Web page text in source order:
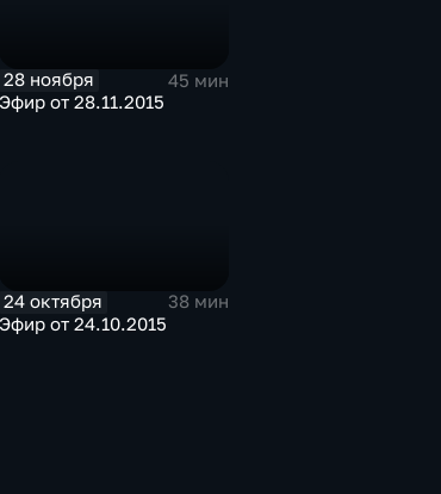
28 ноября
45 мин
Эфир от 28.11.2015
24 октября
38 мин
Эфир от 24.10.2015